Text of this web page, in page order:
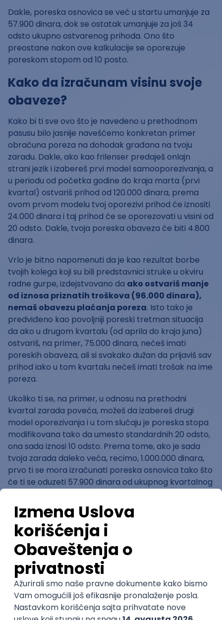
Dakle, poreska osnovica se već u startu umanjuje za
57.900 dinara, dok se ostatak umanjuje za još 34
odsto ukupno ostvarenog prihoda. Ono što
preostane nakon ove kalkulacije se oporezuje
poreskom stopom od 10 posto.
Kako da izračunam visinu svoje
obaveze?
Kako bi ti sve ovo što je navedeno u prethodnom
pasusu bilo jasnije navešćemo konkretan primer
obračuna poreza na dohodak građana na tvoju
zaradu. Dakle, ako kao frilenser predaješ onlajn
strani jezik i izabereš prvi model samooporezivanja, a
u periodu od početka godine do kraja marta (prvi
kvartal) ostvariš prihod od 120.000 dinara, prema
ovom prvom modelu tvoj oporezivi prihod će iznositi
24.000 dinara i taj prihod će se oporezovati u visini od
20 odsto. Dakle, tvoja poreska obaveza će biti 4.800
dinara.
Vrlo je bitno napomenuti da je kao rezultat borbe
tvojih kolega koji su bili predstavnici struke u okviru
radne gurpe, izdejstvovano da ako ostvariš manje
od iznosa priznatih troškova (96.000 dinara),
nemaš obavezu plaćanja poreza. Isto tako je
predviđeno kao povoljniji poreski tretman situacija
da ako u drugom kvartalu (od aprila do kraja juna)
ostvariš, na primer, 75.000 dinara, nećeš imati
poreskih obaveza, ali si svakako dužan da prijaviš sav
prihod iako u tom kvartalu nećeš imati trošak na ime
poreza.
Ukoliko ti se, na primer, u odnosu na prethodni
kvartal zarada poveća, možeš da izabereš drugi
model oporezivanja i u tom slučaju je poreska stopa
modifikovana tako da umesto standardnih 20 odsto,
ona sada iznosi 10 odsto. Prema tome, ako je sada
tvoja zarada daleko veća, recimo, 1.000.000 dinara,
prvo ti se mora izračunati poreska osnovica tako što
će ti se oduzeti 57.900 dinara od ukupnog kvartalnog
umanjiti taj iznos za 34 odsto od ukupnog prihoda,
tačnije za iznos od 320.314 dinara, na tako dobijeni
iznos oporezivog prihoda od 621.786,00 dinara će se
primeniti poreska stopa od 10 posto i na taj način se
dolazi do toga da je krajnji iznos tvoje poreske
obaveze u tom kvartalu 62.178,60 dinara.
Šta je sa mojim pravom na
penzijsko i invalidsko osiguranje­?